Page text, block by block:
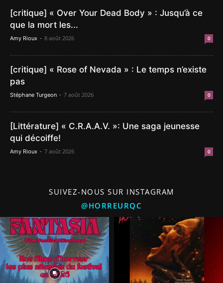
[critique] « Over Your Dead Body » : Jusqu’à ce
que la mort les...
Amy Rioux - 8 août 2026 0
[critique] « Rose of Nevada » : Le temps n’existe
pas
Stéphane Turgeon - 7 août 2026 0
[Littérature] « C.R.A.A.V. »: Une saga jeunesse
qui décoiffe!
Amy Rioux - 7 août 2026 0
SUIVEZ-NOUS SUR INSTAGRAM
@HORREURQC